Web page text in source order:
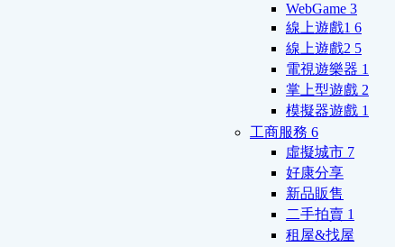
WebGame 3
線上遊戲1 6
線上遊戲2 5
電視遊樂器 1
掌上型遊戲 2
模擬器遊戲 1
工商服務 6
虛擬城市 7
好康分享
新品販售
二手拍賣 1
租屋&找屋